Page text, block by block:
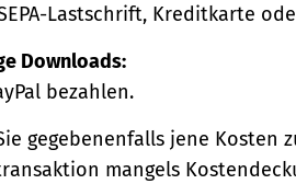
Lastschrift, Kreditkarte
Downloads:
bezahlen.
gegebenenfalls jene Kosten
mangels